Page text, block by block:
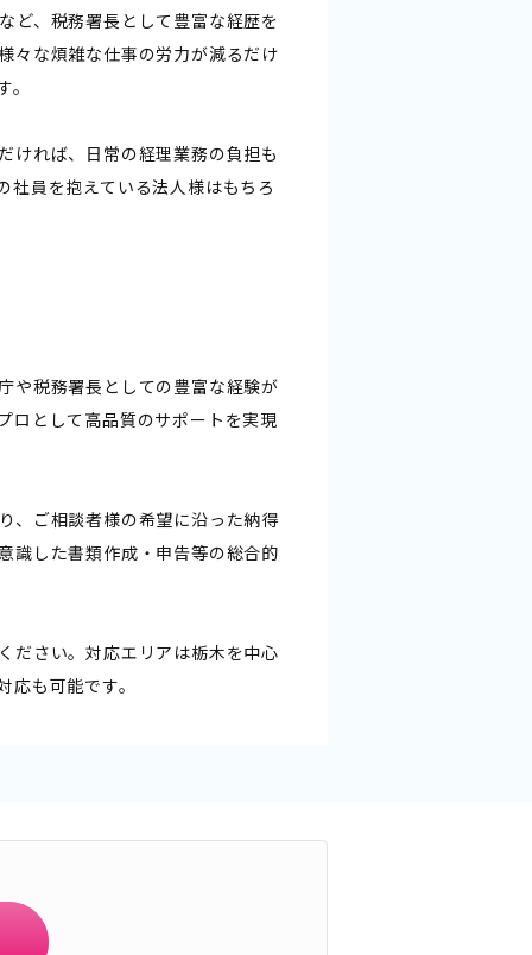
ど、税務署長として豊富な経歴を
々な煩雑な仕事の労力が減るだけ
ければ、日常の経理業務の負担も
社員を抱えている法人様はもちろ
や税務署長としての豊富な経験が
ロとして高品質のサポートを実現
、ご相談者様の希望に沿った納得
識した書類作成・申告等の総合的
ださい。対応エリアは栃木を中心
も可能です。